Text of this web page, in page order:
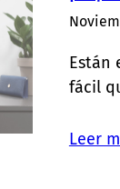
Están
fácil
Leer